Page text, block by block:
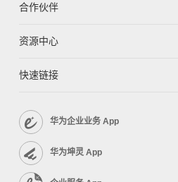
合作伙伴
资源中心
快速链接
华为企业业务 App
华为坤灵 App